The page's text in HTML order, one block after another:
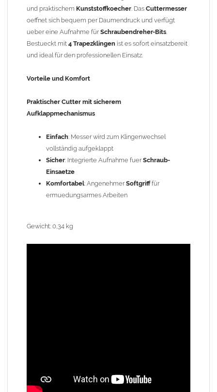
und praktischem Kunststoffkoecher. Das Cuttermesser
oeffnet sich bequem per Daumendruck und verfügt
ueber eine Aufnahme fürSchraubendreher-Bits.
Bestueckt mit 4 Trapezklingen ist es sofort einsatzbereit
und ideal für den professionellen Einsatz.
Vorteile und Komfort
Praktischer Cutter mit sicherem
Aufklappmechanismus
Einfach: Messer wird zum Klingenwechsel
vollständig aufgeklappt
Sicher: Integrierte Aufnahme fuerSchraub-
Einsaetze
Komfortabel: AngenehmerSoftgrifffür
ermuedungsarmes Arbeiten
Gewicht: 0,34 kg